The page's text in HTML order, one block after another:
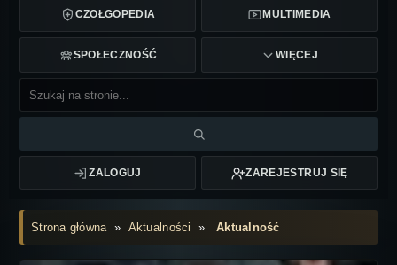
CZOŁGOPEDIA MULTIMEDIA
SPOŁECZNOŚĆ WIĘCEJ
ZALOGUJ ZAREJESTRUJ SIĘ
Strona główna» Aktualności »Aktualność